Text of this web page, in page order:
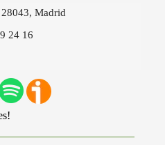
28043, Madrid
24 16